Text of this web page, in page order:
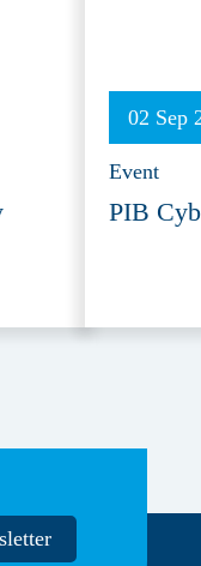
02 Sep
Event
PIB